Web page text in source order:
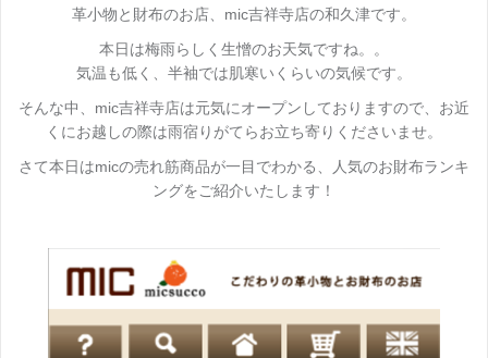
革小物と財布のお店、mic吉祥寺店の和久津です。
本日は梅雨らしく生憎のお天気ですね。。
気温も低く、半袖では肌寒いくらいの気候です。
そんな中、mic吉祥寺店は元気にオープンしておりますので、お近
くにお越しの際は雨宿りがてらお立ち寄りくださいませ。
さて本日はmicの売れ筋商品が一目でわかる、人気のお財布ランキ
ングをご紹介いたします！